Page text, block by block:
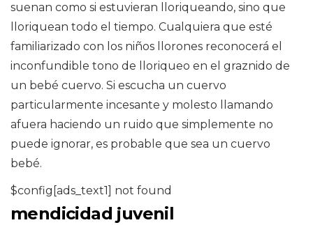
suenan como si estuvieran lloriqueando, sino que
lloriquean todo el tiempo. Cualquiera que esté
familiarizado con los niños llorones reconocerá el
inconfundible tono de lloriqueo en el graznido de
un bebé cuervo. Si escucha un cuervo
particularmente incesante y molesto llamando
afuera haciendo un ruido que simplemente no
puede ignorar, es probable que sea un cuervo
bebé.
$config[ads_text1] not found
mendicidad juvenil